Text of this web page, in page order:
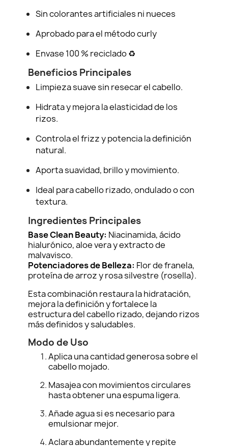
Sin colorantes artificiales ni nueces
Aprobado para el método curly
Envase 100 % reciclado ♻️
Beneficios Principales
Limpieza suave sin resecar el cabello.
Hidrata y mejora la elasticidad de los
rizos.
Controla el frizz y potencia la definición
natural.
Aporta suavidad, brillo y movimiento.
Ideal para cabello rizado, ondulado o con
textura.
Ingredientes Principales
Base Clean Beauty: Niacinamida, ácido
hialurónico, aloe vera y extracto de
malvavisco.
Potenciadores de Belleza: Flor de franela,
proteína de arroz y rosa silvestre (rosella).
Esta combinación restaura la hidratación,
mejora la definición y fortalece la
estructura del cabello rizado, dejando rizos
más definidos y saludables.
Modo de Uso
Aplica una cantidad generosa sobre el
cabello mojado.
Masajea con movimientos circulares
hasta obtener una espuma ligera.
Añade agua si es necesario para
emulsionar mejor.
Aclara abundantemente y repite